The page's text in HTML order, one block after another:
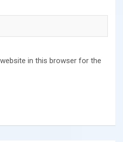
in this browser for the